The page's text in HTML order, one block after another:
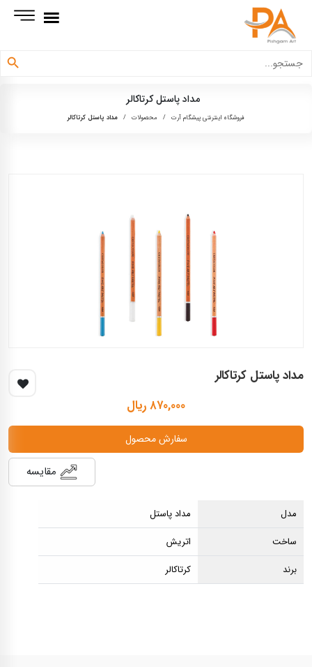
برای:
دکمه جستجو
مداد پاستل کرتاکالر
فروشگاه اینترنتی پیشگام آرت / محصولات / مداد پاستل کرتاکالر
مداد پاستل کرتاکالر
۸۷۰,۰۰۰ ریال
سفارش محصول
مقایسه
مدل
مداد پاستل
ساخت
اتریش
برند
کرتاکالر